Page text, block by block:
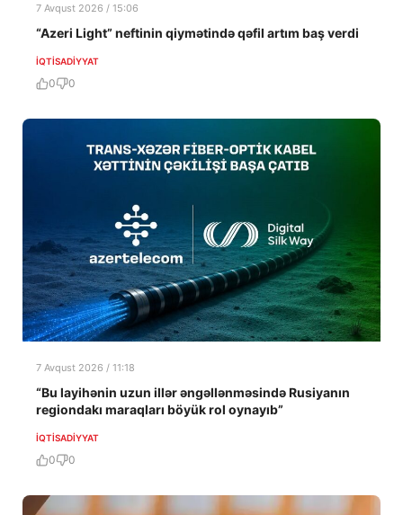
7 Avqust 2026 / 15:06
“Azeri Light” neftinin qiymətində qəfil artım baş verdi
İQTISADIYYAT
0 0
7 Avqust 2026 / 11:18
“Bu layihənin uzun illər əngəllənməsində Rusiyanın
regiondakı maraqları böyük rol oynayıb”
İQTISADIYYAT
0 0